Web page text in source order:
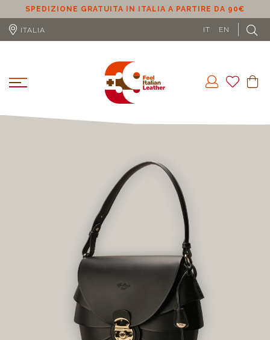
SPEDIZIONE GRATUITA IN ITALIA A PARTIRE DA 90€
ITALIA IT EN